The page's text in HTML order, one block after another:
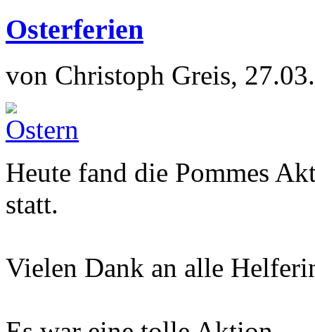
Osterferien
von Christoph Greis,
Heute fand die Pommes
statt.
Vielen Dank an alle